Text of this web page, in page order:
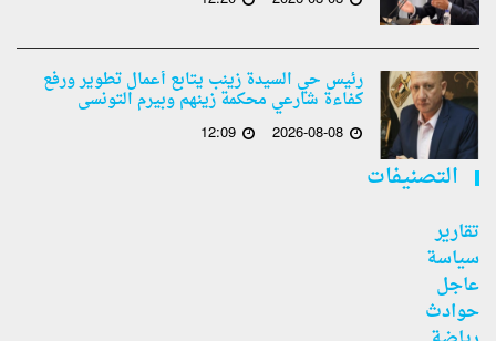
رئيس حي السيدة زينب يتابع أعمال تطوير ورفع
كفاءة شارعي محكمة زينهم وبيرم التونسى
2026-08-08
12:09
التصنيفات
تقارير
سياسة
عاجل
حوادث